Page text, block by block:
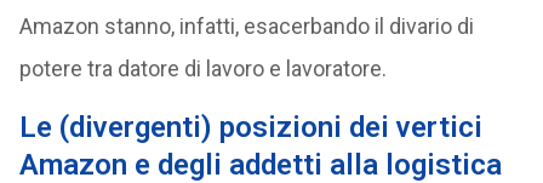
Amazon stanno, infatti, esacerbando il divario di
potere tra datore di lavoro e lavoratore.
Le (divergenti) posizioni dei vertici
Amazon e degli addetti alla logistica